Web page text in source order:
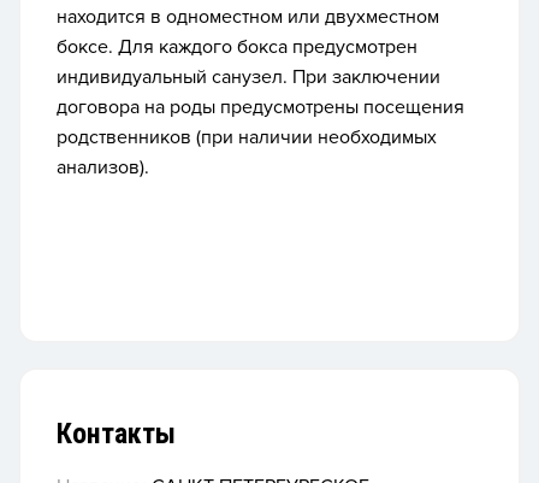
находится в одноместном или двухместном
боксе. Для каждого бокса предусмотрен
индивидуальный санузел. При заключении
договора на роды предусмотрены посещения
родственников (при наличии необходимых
анализов).
Контакты